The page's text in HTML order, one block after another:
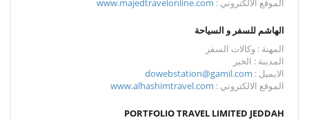
الموقع الالكتروني : www.majedtravelonline.com
الهاشم للسفر و السياحة
المهنة : وكالات السفر
المدينة : الخبر
الايميل : dowebstation@gamil.com
الموقع الالكتروني : www.alhashimtravel.com
PORTFOLIO TRAVEL LIMITED JEDDAH